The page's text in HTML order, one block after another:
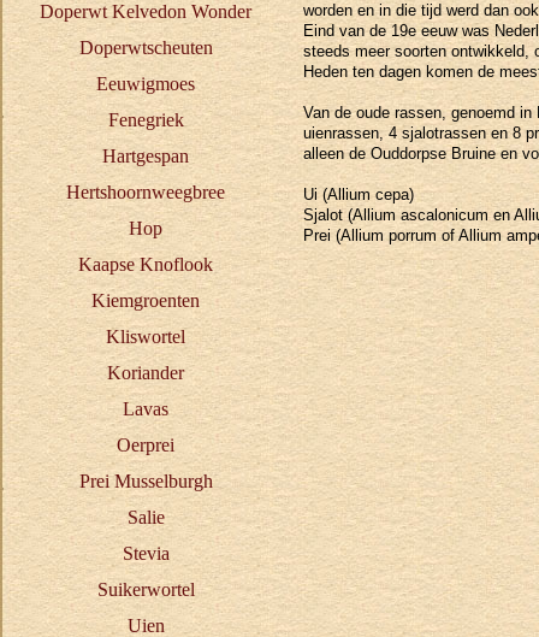
worden en in die tijd werd dan
Eind van de 19e eeuw was
steeds meer soorten ontwikkeld,
Heden ten dagen komen de
Van de oude rassen, genoemd
uienrassen, 4 sjalotrassen en 8
alleen de Ouddorpse Bruine en
Ui (Allium cepa)
Sjalot (Allium ascalonicum en
Prei (Allium porrum of Allium
Doperwt Kelvedon Wonder
Doperwtscheuten
Eeuwigmoes
Fenegriek
Hartgespan
Hertshoornweegbree
Hop
Kaapse Knoflook
Kiemgroenten
Kliswortel
Koriander
Lavas
Oerprei
Prei Musselburgh
Salie
Stevia
Suikerwortel
Uien